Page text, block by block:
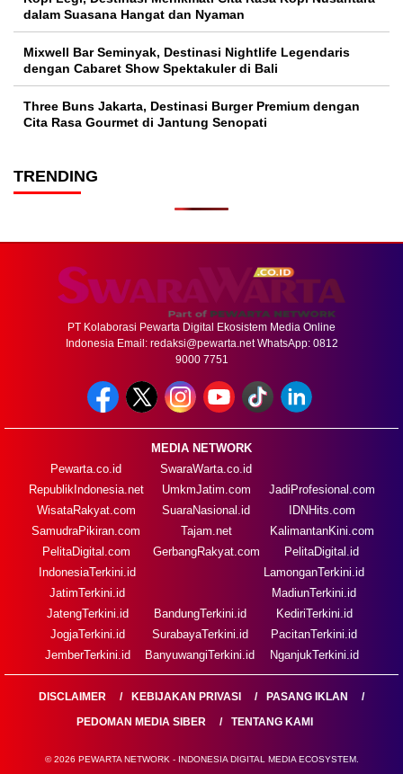
dalam Suasana Hangat dan Nyaman
Mixwell Bar Seminyak, Destinasi Nightlife Legendaris
dengan Cabaret Show Spektakuler di Bali
Three Buns Jakarta, Destinasi Burger Premium dengan
Cita Rasa Gourmet di Jantung Senopati
TRENDING
PT Kolaborasi Pewarta Digital Ekosistem Media Online
Indonesia Email: redaksi@pewarta.netWhatsApp: 0812
9000 7751
MEDIA NETWORK
Pewarta.co.id
RepublikIndonesia.net
WisataRakyat.com
SamudraPikiran.com
PelitaDigital.com
SwaraWarta.co.id
UmkmJatim.com
SuaraNasional.id
Tajam.net
GerbangRakyat.com
JadiProfesional.com
IDNHits.com
KalimantanKini.com
PelitaDigital.id
IndonesiaTerkini.id
JatimTerkini.id
JatengTerkini.id
JogjaTerkini.id
JemberTerkini.id
BandungTerkini.id
SurabayaTerkini.id
BanyuwangiTerkini.id
LamonganTerkini.id
MadiunTerkini.id
KediriTerkini.id
PacitanTerkini.id
NganjukTerkini.id
DISCLAIMER KEBIJAKAN PRIVASI
PASANG IKLAN
PEDOMAN MEDIA SIBER
TENTANG KAMI
© 2026 PEWARTA NETWORK - INDONESIA DIGITAL MEDIA ECOSYSTEM.